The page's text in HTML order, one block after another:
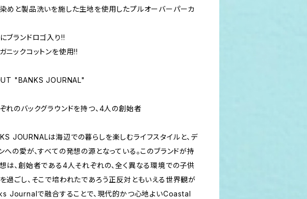
めと製品洗いを施した生地を使用したプルオーバーパーカ
ブランドロゴ入り!!
ニックコットンを使用!!
"BANKS JOURNAL"
れのバックグラウンドを持つ、4人の創始者
JOURNALは海辺での暮らしを楽しむライフスタイルと、デ
への愛が、すべての発想の源となっている。このブランドが持
は、創始者である4人それぞれの、全く異なる環境での子供
過ごし、そこで培われたであろう正反対ともいえる世界観が
Journalで融合することで、現代的かつ心地よいCoastal